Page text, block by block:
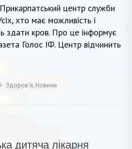
центр служби
хто має можливість і
здати кров. Про це інформує
Голос ІФ. Центр відчинить
Здоров'я, Новини
дитяча лікарня